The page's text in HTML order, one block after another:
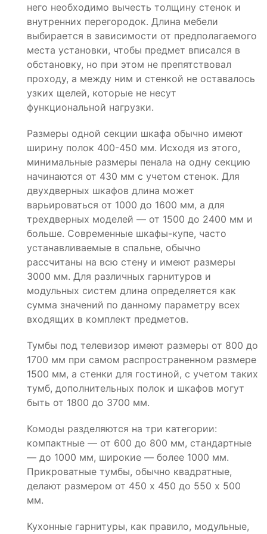
него необходимо вычесть толщину стенок и
внутренних перегородок. Длина мебели
выбирается в зависимости от предполагаемого
места установки, чтобы предмет вписался в
обстановку, но при этом не препятствовал
проходу, а между ним и стенкой не оставалось
узких щелей, которые не несут
функциональной нагрузки.
Размеры одной секции шкафа обычно имеют
ширину полок 400-450 мм. Исходя из этого,
минимальные размеры пенала на одну секцию
начинаются от 430 мм с учетом стенок. Для
двухдверных шкафов длина может
варьироваться от 1000 до 1600 мм, а для
трехдверных моделей — от 1500 до 2400 мм и
больше. Современные шкафы-купе, часто
устанавливаемые в спальне, обычно
рассчитаны на всю стену и имеют размеры
3000 мм. Для различных гарнитуров и
модульных систем длина определяется как
сумма значений по данному параметру всех
входящих в комплект предметов.
Тумбы под телевизор имеют размеры от 800 до
1700 мм при самом распространенном размере
1500 мм, а стенки для гостиной, с учетом таких
тумб, дополнительных полок и шкафов могут
быть от 1800 до 3700 мм.
Комоды разделяются на три категории:
компактные — от 600 до 800 мм, стандартные
— до 1000 мм, широкие — более 1000 мм.
Прикроватные тумбы, обычно квадратные,
делают размером от 450 х 450 до 550 х 500
мм.
Кухонные гарнитуры, как правило, модульные,